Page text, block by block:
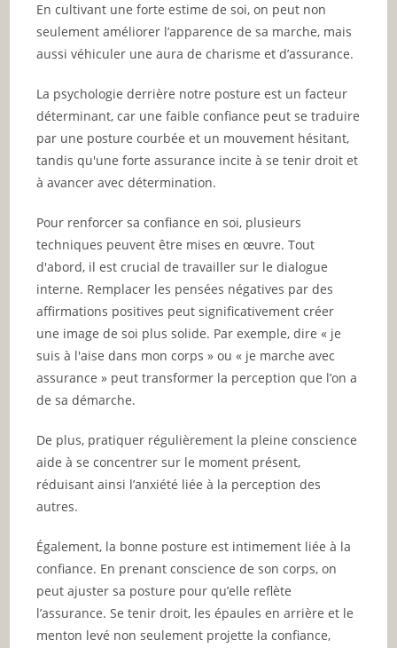
En cultivant une forte estime de soi, on peut non
seulement améliorer l’apparence de sa marche, mais
aussi véhiculer une aura de charisme et d’assurance.
La psychologie derrière notre posture est un facteur
déterminant, car une faible confiance peut se traduire
par une posture courbée et un mouvement hésitant,
tandis qu'une forte assurance incite à se tenir droit et
à avancer avec détermination.
Pour renforcer sa confiance en soi, plusieurs
techniques peuvent être mises en œuvre. Tout
d'abord, il est crucial de travailler sur le dialogue
interne. Remplacer les pensées négatives par des
affirmations positives peut significativement créer
une image de soi plus solide. Par exemple, dire « je
suis à l'aise dans mon corps » ou « je marche avec
assurance » peut transformer la perception que l’on a
de sa démarche.
De plus, pratiquer régulièrement la pleine conscience
aide à se concentrer sur le moment présent,
réduisant ainsi l’anxiété liée à la perception des
autres.
Également, la bonne posture est intimement liée à la
confiance. En prenant conscience de son corps, on
peut ajuster sa posture pour qu’elle reflète
l’assurance. Se tenir droit, les épaules en arrière et le
menton levé non seulement projette la confiance,